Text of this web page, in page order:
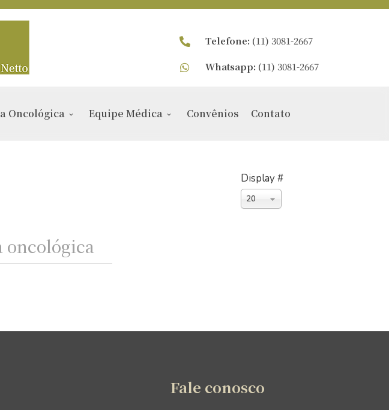
Telefone: (11) 3081-2667
Whatsapp: (11) 3081-2667
Oncológica Equipe Médica Convênios Contato
Display #
20
oncológica
Fale conosco